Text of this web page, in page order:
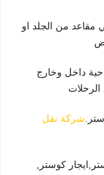
مقاعد من الجلد او
داخل وخارج
الرحلات
شركة نقل
كوستر,